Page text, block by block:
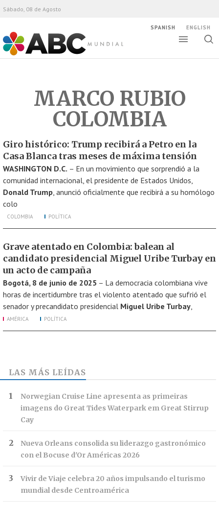
ABC Mundial
Sábado, 08 de Agosto
SPANISH ENGLISH
MARCO RUBIO
COLOMBIA
Giro histórico: Trump recibirá a Petro en la
Casa Blanca tras meses de máxima tensión
WASHINGTON D.C. – En un movimiento que sorprendió a la
comunidad internacional, el presidente de Estados Unidos,
Donald Trump, anunció oficialmente que recibirá a su homólogo
colo
COLOMBIA POLÍTICA
Grave atentado en Colombia: balean al
candidato presidencial Miguel Uribe Turbay en
un acto de campaña
Bogotá, 8 de junio de 2025 – La democracia colombiana vive
horas de incertidumbre tras el violento atentado que sufrió el
senador y precandidato presidencial Miguel Uribe Turbay,
AMÉRICA POLÍTICA
LAS MÁS LEÍDAS
Norwegian Cruise Line apresenta as primeiras
imagens do Great Tides Waterpark em Great Stirrup
Cay
Nueva Orleans consolida su liderazgo gastronómico
con el Bocuse d'Or Américas 2026
Vivir de Viaje celebra 20 años impulsando el turismo
mundial desde Centroamérica